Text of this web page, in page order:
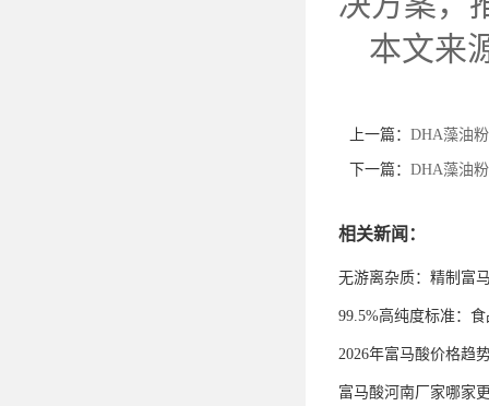
本文来
上一篇： DHA藻油
下一篇： DHA藻油
相关新闻：
无游离杂质：精制富
99.5%高纯度标准：
2026年富马酸价格趋
富马酸河南厂家哪家